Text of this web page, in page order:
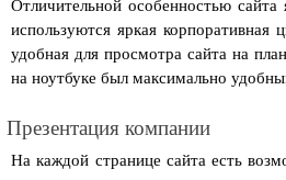
Отличительной особенностью
используются яркая корпоративная
удобная для просмотра сайта на
на ноутбуке был максимально
Презентация компании
На каждой странице сайта есть